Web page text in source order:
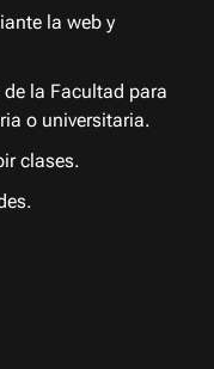
la web y
la Facultad para
o universitaria.
clases.